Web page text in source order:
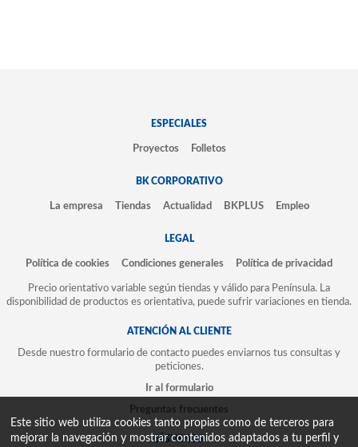
ESPECIALES
Proyectos Folletos
BK CORPORATIVO
La empresa Tiendas Actualidad BKPLUS Empleo
LEGAL
Política de cookies Condiciones generales Política de privacidad
Precio orientativo variable según tiendas y válido para Península. La
disponibilidad de productos es orientativa, puede sufrir variaciones en tienda.
ATENCIÓN AL CLIENTE
Desde nuestro formulario de contacto puedes enviarnos tus consultas y
peticiones.
Ir al formulario
Preguntas frecuentes
SÍGUENOS
Este sitio web utiliza cookies tanto propias como de terceros para
mejorar la navegación y mostrar contenidos adaptados a tu perfil y